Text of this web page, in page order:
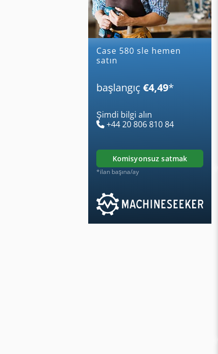
case 580 sle hemen
satın
başlangıç €4,49*
Şimdi bilgi alın
+44 20 806 810 84
komisyonsuz satmak
*ilan başına/ay